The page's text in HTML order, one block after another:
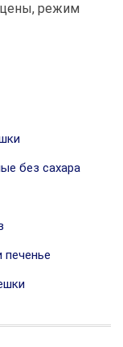
цены, режим
без сахара